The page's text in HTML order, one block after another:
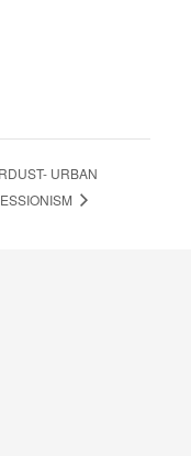
URBAN